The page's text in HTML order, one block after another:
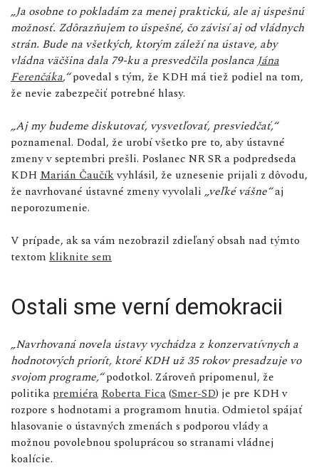
„Ja osobne to pokladám za menej praktickú, ale aj úspešnú
možnosť. Zdôrazňujem to úspešné, čo závisí aj od vládnych
strán. Bude na všetkých, ktorým záleží na ústave, aby
vládna väčšina dala 79-ku a presvedčila poslanca Jána
Ferenčáka,“povedal s tým, že KDH má tiež podiel na tom,
že nevie zabezpečiť potrebné hlasy.
„Aj my budeme diskutovať, vysvetľovať, presviedčať,“
poznamenal. Dodal, že urobí všetko pre to, aby ústavné
zmeny v septembri prešli. Poslanec NR SR a podpredseda
KDH Marián Čaučíkvyhlásil, že uznesenie prijali z dôvodu,
že navrhované ústavné zmeny vyvolali „veľké vášne“aj
neporozumenie.
V prípade, ak sa vám nezobrazil zdieľaný obsah nad týmto
textom kliknite sem
Ostali sme verní demokracii
„Navrhovaná novela ústavy vychádza z konzervatívnych a
hodnotových priorít, ktoré KDH už 35 rokov presadzuje vo
svojom programe,“podotkol. Zároveň pripomenul, že
politika premiéra Roberta Fica(Smer-SD) je pre KDH v
rozpore s hodnotami a programom hnutia. Odmietol spájať
hlasovanie o ústavných zmenách s podporou vlády a
možnou povolebnou spoluprácou so stranami vládnej
koalície.